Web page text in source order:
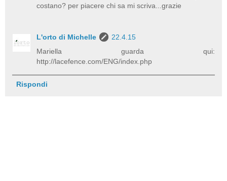
costano? per piacere chi sa mi scriva...grazie
L'orto di Michelle
22.4.15
Mariella guarda qui:
http://lacefence.com/ENG/index.php
Rispondi